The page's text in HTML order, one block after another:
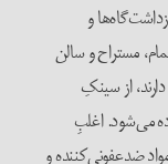
بازداشت‌گاه‌ها و
مستراح و سالن
از سینکِ
می‌شود. اغلبِ
ضدعفونی‌کننده و